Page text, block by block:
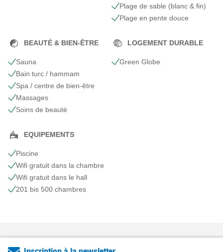
Plage de sable (blanc & fin)
Plage en pente douce
BEAUTÉ & BIEN-ÊTRE
Sauna
Bain turc / hammam
Spa / centre de bien-être
Massages
Soins de beauté
LOGEMENT DURABLE
Green Globe
EQUIPEMENTS
Piscine
Wifi gratuit dans la chambre
Wifi gratuit dans le hall
201 bis 500 chambres